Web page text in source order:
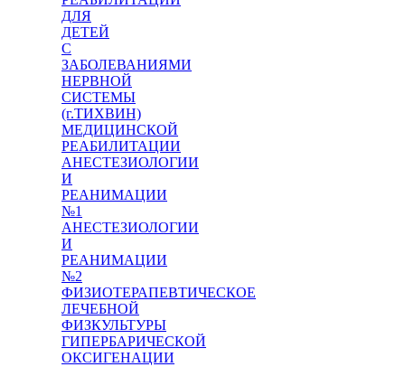
ДЛЯ
ДЕТЕЙ
С
ЗАБОЛЕВАНИЯМИ
НЕРВНОЙ
СИСТЕМЫ
(г.ТИХВИН)
МЕДИЦИНСКОЙ
РЕАБИЛИТАЦИИ
АНЕСТЕЗИОЛОГИИ
И
РЕАНИМАЦИИ
№1
АНЕСТЕЗИОЛОГИИ
И
РЕАНИМАЦИИ
№2
ФИЗИОТЕРАПЕВТИЧЕСКОЕ
ЛЕЧЕБНОЙ
ФИЗКУЛЬТУРЫ
ГИПЕРБАРИЧЕСКОЙ
ОКСИГЕНАЦИИ